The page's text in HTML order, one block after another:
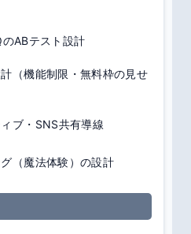
ABテスト設計
（機能制限・無料枠の見せ
ブ・SNS共有導線
（魔法体験）の設計